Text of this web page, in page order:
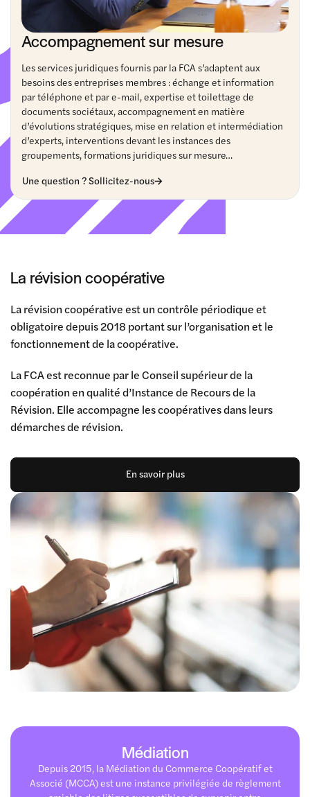
Accompagnement sur mesure
Les services juridiques fournis par la FCA s’adaptent aux
besoins des entreprises membres : échange et information
par téléphone et par e-mail, expertise et toilettage de
documents sociétaux, accompagnement en matière
d’évolutions stratégiques, mise en relation et intermédiation
d’experts, interventions devant les instances des
groupements, formations juridiques sur mesure…
Une question ? Sollicitez-nous
La révision coopérative
La révision coopérative est un contrôle périodique et
obligatoire depuis 2018 portant sur l’organisation et le
fonctionnement de la coopérative.
La FCA est reconnue par le Conseil supérieur de la
coopération en qualité d’Instance de Recours de la
Révision. Elle accompagne les coopératives dans leurs
démarches de révision.
En savoir plus
Médiation
Depuis 2015, la Médiation du Commerce Coopératif et
Associé (MCCA) est une instance privilégiée de règlement